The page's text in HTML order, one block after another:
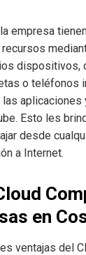
empresa
dispositivos,
o teléfonos
las aplicaciones
Esto les
desde
a Internet.
en
ventajas del